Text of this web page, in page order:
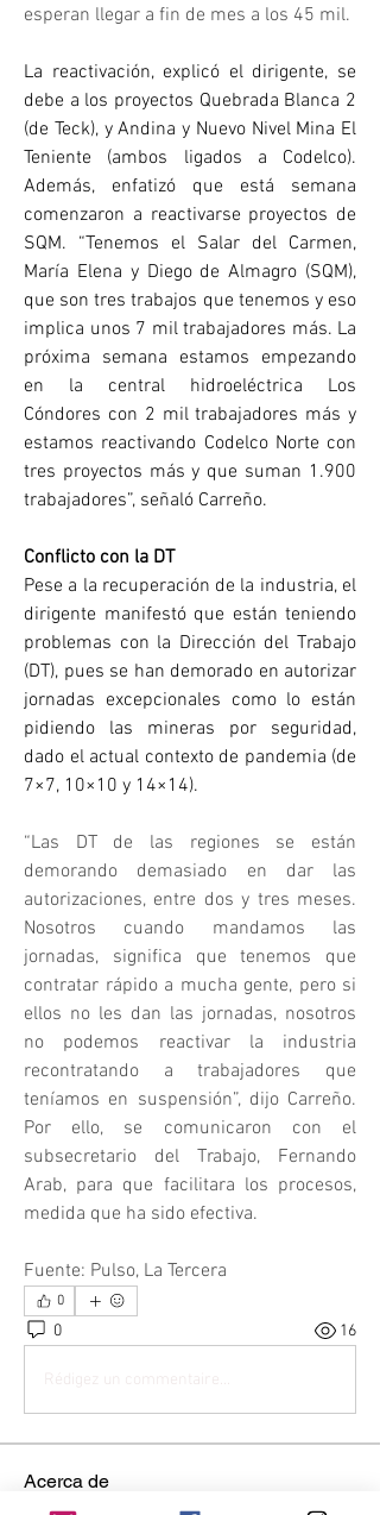
esperan llegar a fin de mes a los 45 mil.
La reactivación, explicó el dirigente, se
debe a los proyectos Quebrada Blanca 2
(de Teck), y Andina y Nuevo Nivel Mina El
Teniente (ambos ligados a Codelco).
Además, enfatizó que está semana
comenzaron a reactivarse proyectos de
SQM. “Tenemos el Salar del Carmen,
María Elena y Diego de Almagro (SQM),
que son tres trabajos que tenemos y eso
implica unos 7 mil trabajadores más. La
próxima semana estamos empezando
en la central hidroeléctrica Los
Cóndores con 2 mil trabajadores más y
estamos reactivando Codelco Norte con
tres proyectos más y que suman 1.900
trabajadores”, señaló Carreño.
Conflicto con la DT
Pese a la recuperación de la industria, el
dirigente manifestó que están teniendo
problemas con la Dirección del Trabajo
(DT), pues se han demorado en autorizar
jornadas excepcionales como lo están
pidiendo las mineras por seguridad,
dado el actual contexto de pandemia (de
7×7, 10×10 y 14×14).
“Las DT de las regiones se están
demorando demasiado en dar las
autorizaciones, entre dos y tres meses.
Nosotros cuando mandamos las
jornadas, significa que tenemos que
contratar rápido a mucha gente, pero si
ellos no les dan las jornadas, nosotros
no podemos reactivar la industria
recontratando a trabajadores que
teníamos en suspensión”, dijo Carreño.
Por ello, se comunicaron con el
subsecretario del Trabajo, Fernando
Arab, para que facilitara los procesos,
medida que ha sido efectiva.
Fuente: Pulso, La Tercera
0
0 16
Rédigez un commentaire...
Acerca de
Conéctate con otros mineros. Haz